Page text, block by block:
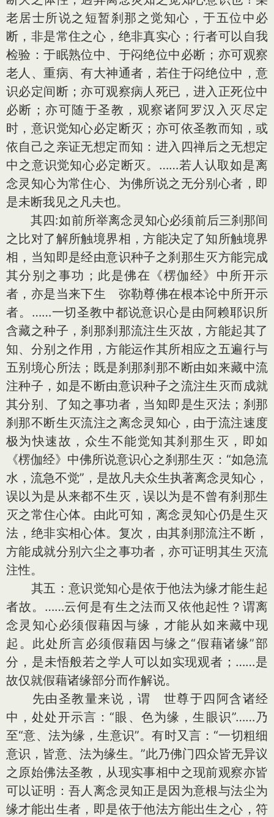
老居士所说之短暂刹那之觉知心，于五位中必
断，非是常住之心，绝非真实心；行者可以自我
检验：于眠熟位中、于闷绝位中必断；亦可观察
老人、重病、有大神通者，若住于闷绝位中，意
识必定间断；亦可观察病人死已，进入正死位中
必断；亦可随于圣教，观察诸阿罗汉入灭尽定
时，意识觉知心必定断灭；亦可依圣教而知，或
依自己之亲证无想定而知：进入四禅后之无想定
中之意识觉知心必定断灭。……若人认取如是离
念灵知心为常住心、为佛所说之无分别心者，即
是未断我见之凡夫也。
其四:如前所举离念灵知心必须前后三刹那间
之比对了解所触境界相，方能决定了知所触境界
相，当知即是经由意识种子之刹那生灭方能完成
其分别之事功；此是佛在《楞伽经》中所开示
者，亦是当来下生 弥勒尊佛在根本论中所开示
者。……一切圣教中都说意识心是由阿赖耶识所
含藏之种子，刹那刹那流注生灭故，方能起其了
知、分别之作用，方能运作其所相应之五遍行与
五别境心所法；既是刹那刹那不断由如来藏中流
注种子，如是不断由意识种子之流注生灭而成就
其分别、了知之事功者，当知即是生灭法；刹那
刹那不断生灭流注之离念灵知心，由于流注速度
极为快速故，众生不能觉知其刹那生灭，即如
《楞伽经》中佛所说意识心之刹那生灭：“如急流
水，流急不觉”，是故凡夫众生执著离念灵知心，
误以为是从来都不生灭，误以为是不曾有刹那生
灭之常住心体。由此可知，离念灵知心仍是生灭
法，绝非实相心体。复次，由其刹那流注不断，
方能成就分别六尘之事功者，亦可证明其生灭流
注性。
其五：意识觉知心是依于他法为缘才能生起
者故。……云何是有生之法而又依他起性？谓离
念灵知心必须假藉因与缘，才能从如来藏中现
起。此处所言必须假藉因与缘之“假藉诸缘”部
分，是未悟般若之学人可以如实现观者；……是
故仅就假藉诸缘部分而作解说。
先由圣教量来说，谓 世尊于四阿含诸经
中，处处开示言：“眼、色为缘，生眼识”……乃
至“意、法为缘，生意识”。有时又言：“一切粗细
意识，皆意、法为缘生。”此乃佛门四众皆无异议
之原始佛法圣教，从现实事相中之现前观察亦皆
可以证明：吾人离念灵知正是因为意根与法尘为
缘才能出生者，即是依于他法方能出生之心，符